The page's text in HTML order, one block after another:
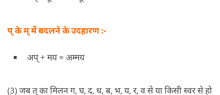
प् के म् में बदलने के उदहारण :-
अप् + मय = अम्मय
(3) जब त् का मिलन ग, घ, द, ध, ब, भ, य, र, व से या किसी स्वर से हो